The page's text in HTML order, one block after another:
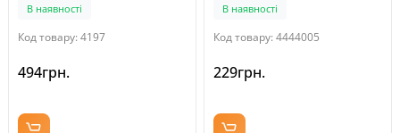
В наявності
Код товару: 4197
494грн.
В наявності
Код товару: 4444005
229грн.